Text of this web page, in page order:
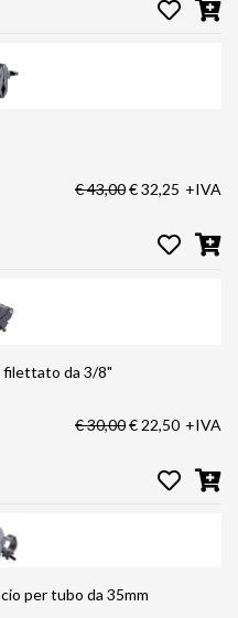
€ 43,00€ 32,25 +IVA
filettato da 3/8"
€ 30,00€ 22,50 +IVA
per tubo da 35mm